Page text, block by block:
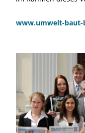
www.umwelt-baut-